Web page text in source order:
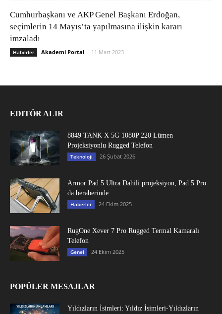
Cumhurbaşkanı ve AKP Genel Başkanı Erdoğan,
seçimlerin 14 Mayıs’ta yapılmasına ilişkin kararı
imzaladı
Haberler Akademi Portal - 11 Mart 2023
EDITÖR ALIR
8849 TANK X 5G 1080P 220 Lümen
Projeksiyonlu Rugged Telefon
Teknoloji 26 Şubat 2026
Armor Pad 5 Ultra Dahili projeksiyon, Pad 5 Pro
da beraberinde...
Haberler 24 Ekim 2025
RugOne Xever 7 Pro Rugged Termal Kamaralı
Telefon
Genel 24 Ekim 2025
POPÜLER MESAJLAR
Yıldızların İsimleri: Yıldız İsimleri-Yıldızların